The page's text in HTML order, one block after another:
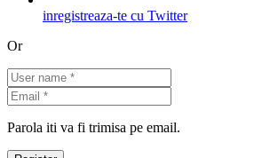
inregistreaza-te cu Twitter
Or
Parola iti va fi trimisa pe email.